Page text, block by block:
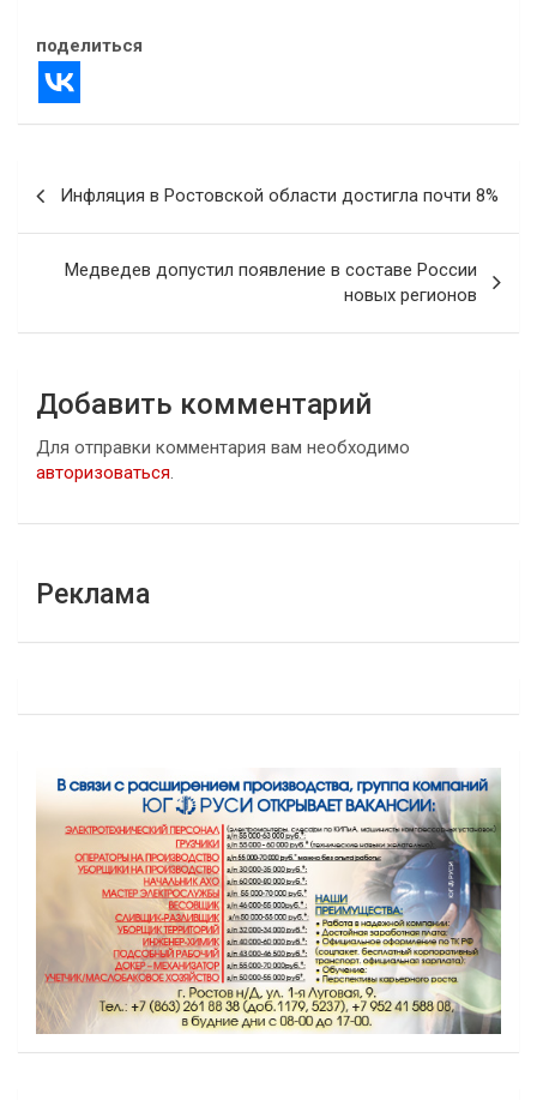
поделиться
записям
Инфляция в Ростовской области достигла почти 8%
Медведев допустил появление в составе России
новых регионов
Добавить комментарий
Для отправки комментария вам необходимо
авторизоваться.
Реклама